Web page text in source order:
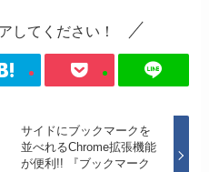
してください！
サイドにブックマークを
並べれるChrome拡張機能
が便利!! 『ブックマーク